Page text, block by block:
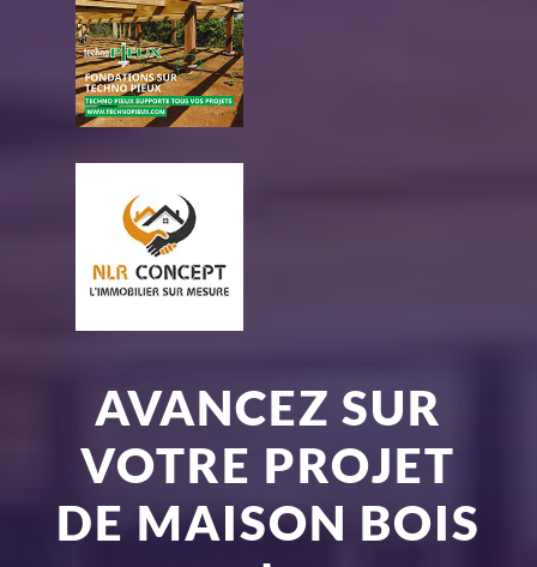
AVANCEZ SUR
VOTRE PROJET
DE MAISON BOIS